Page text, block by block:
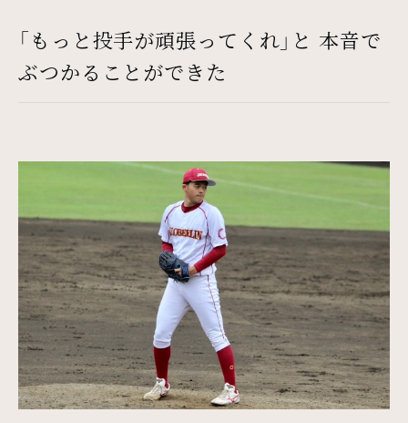
「もっと投手が頑張ってくれ」と 本音で
ぶつかることができた